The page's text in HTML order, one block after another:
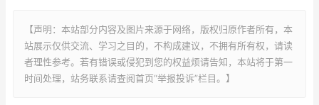
【声明：本站部分内容及图片来源于网络，版权归原作者所有，本
站展示仅供交流、学习之目的，不构成建议，不拥有所有权，请读
者理性参考。若有错误或侵犯到您的权益烦请告知，本站将于第一
时间处理，站务联系请查阅首页“举报投诉”栏目。】